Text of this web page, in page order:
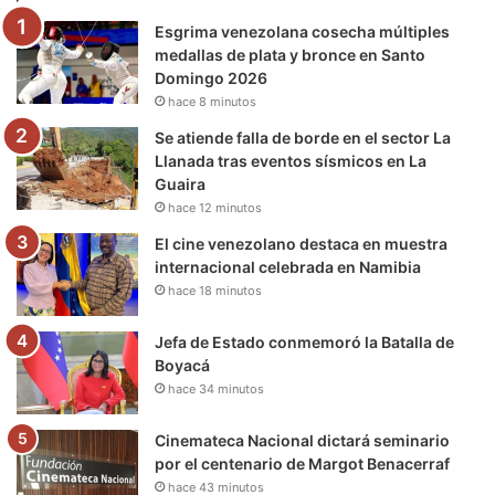
o
k
r
e
r
m
a
Esgrima venezolana cosecha múltiples
medallas de plata y bronce en Santo
Domingo 2026
hace 8 minutos
Se atiende falla de borde en el sector La
Llanada tras eventos sísmicos en La
Guaira
hace 12 minutos
El cine venezolano destaca en muestra
internacional celebrada en Namibia
hace 18 minutos
Jefa de Estado conmemoró la Batalla de
Boyacá
hace 34 minutos
Cinemateca Nacional dictará seminario
por el centenario de Margot Benacerraf
hace 43 minutos